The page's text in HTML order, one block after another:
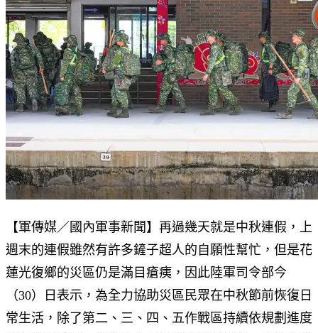
【軍傳媒／國內軍事新聞】再過幾天就是中秋連假，上
週末的連假雖然有許多鏟子超人的自願性幫忙，但是花
蓮光復鄉的災區仍是滿目瘡痍，因此陸軍司令部今
（30）日表示，為全力協助災區民眾在中秋節前恢復日
常生活，除了第二、三、四、五作戰區持續依規劃進度